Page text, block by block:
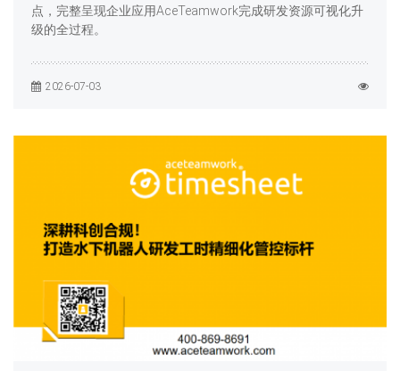
点，完整呈现企业应用AceTeamwork完成研发资源可视化升
级的全过程。
2026-07-03